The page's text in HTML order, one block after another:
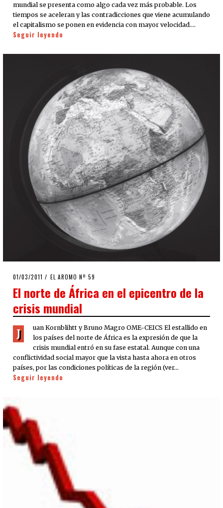
mundial se presenta como algo cada vez más probable. Los
tiempos se aceleran y las contradicciones que viene acumulando
el capitalismo se ponen en evidencia con mayor velocidad.…
Seguir leyendo
POSTED
01/03/2011 08/08/2020
EL AROMO Nº 59
El norte de África en el epicentro de la
crisis mundial
J
uan Kornblihtt y Bruno Magro OME-CEICS El estallido en
los países del norte de África es la expresión de que la
crisis mundial entró en su fase estatal. Aunque con una
conflictividad social mayor que la vista hasta ahora en otros
países, por las condiciones políticas de la región (ver…
Seguir leyendo